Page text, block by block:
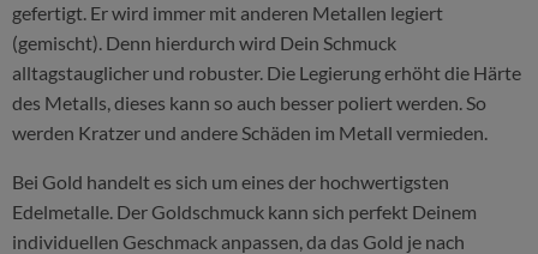
gefertigt. Er wird immer mit anderen Metallen legiert
(gemischt). Denn hierdurch wird Dein Schmuck
alltagstauglicher und robuster. Die Legierung erhöht die Härte
des Metalls, dieses kann so auch besser poliert werden. So
werden Kratzer und andere Schäden im Metall vermieden.
Bei Gold handelt es sich um eines der hochwertigsten
Edelmetalle. Der Goldschmuck kann sich perfekt Deinem
individuellen Geschmack anpassen, da das Gold je nach